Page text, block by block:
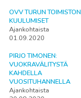
OVV TURUN TOIMISTON
KUULUMISET
Ajankohtaista
01.09.2020
PIRJO TIMONEN:
VUOKRAVÄLITYSTÄ
KAHDELLA
VUOSITUHANNELLA
Ajankohtaista